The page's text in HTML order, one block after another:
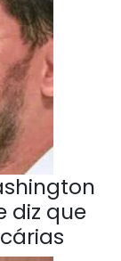
diz que